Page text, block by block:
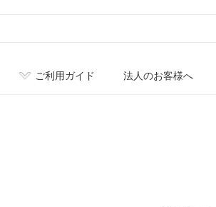
ご利用ガイド 法人のお客様へ